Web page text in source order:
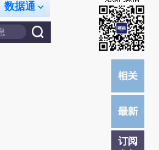
数据通
订阅